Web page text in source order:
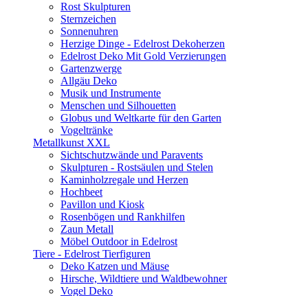
Rost Skulpturen
Sternzeichen
Sonnenuhren
Herzige Dinge - Edelrost Dekoherzen
Edelrost Deko Mit Gold Verzierungen
Gartenzwerge
Allgäu Deko
Musik und Instrumente
Menschen und Silhouetten
Globus und Weltkarte für den Garten
Vogeltränke
Metallkunst XXL
Sichtschutzwände und Paravents
Skulpturen - Rostsäulen und Stelen
Kaminholzregale und Herzen
Hochbeet
Pavillon und Kiosk
Rosenbögen und Rankhilfen
Zaun Metall
Möbel Outdoor in Edelrost
Tiere - Edelrost Tierfiguren
Deko Katzen und Mäuse
Hirsche, Wildtiere und Waldbewohner
Vogel Deko